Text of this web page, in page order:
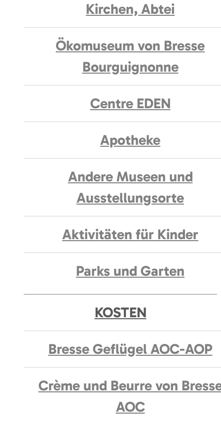
Kirchen, Abtei
Ökomuseum von Bresse
Bourguignonne
Centre EDEN
Apotheke
Andere Museen und
Ausstellungsorte
Aktivitäten für Kinder
Parks und Garten
KOSTEN
Bresse Geflügel AOC-AOP
Crème und Beurre von
AOC